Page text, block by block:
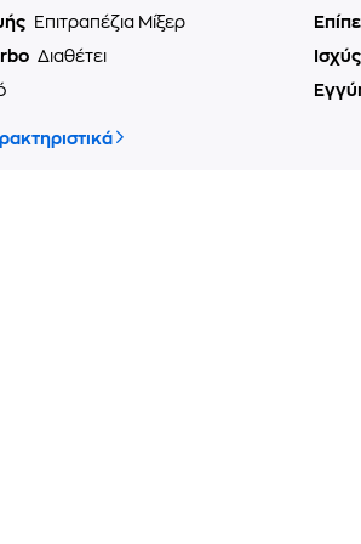
Επιτραπέζια Μίξερ
Διαθέτει